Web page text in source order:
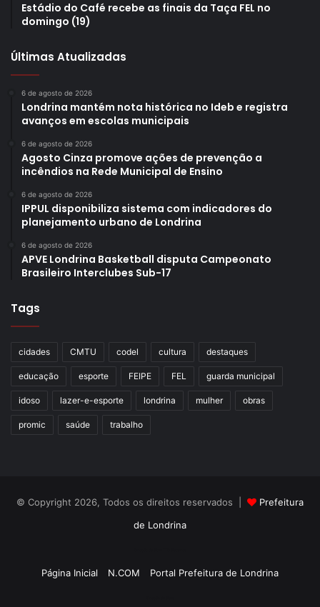
Estádio do Café recebe as finais da Taça FEL no
domingo (19)
Últimas Atualizadas
6 de agosto de 2026
Londrina mantém nota histórica no Ideb e registra
avanços em escolas municipais
6 de agosto de 2026
Agosto Cinza promove ações de prevenção a
incêndios na Rede Municipal de Ensino
6 de agosto de 2026
IPPUL disponibiliza sistema com indicadores do
planejamento urbano de Londrina
6 de agosto de 2026
APVE Londrina Basketball disputa Campeonato
Brasileiro Interclubes Sub-17
Tags
cidades CMTU codel cultura destaques
educação esporte FEIPE FEL guarda municipal
idoso lazer-e-esporte londrina mulher obras
promic saúde trabalho
© Copyright 2026, Todos os direitos reservados |
Prefeitura
de Londrina
Página Inicial N.COM Portal Prefeitura de Londrina